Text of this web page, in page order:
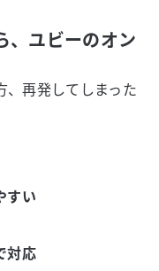
、ユビーのオン
、再発してしまった
すい
対応